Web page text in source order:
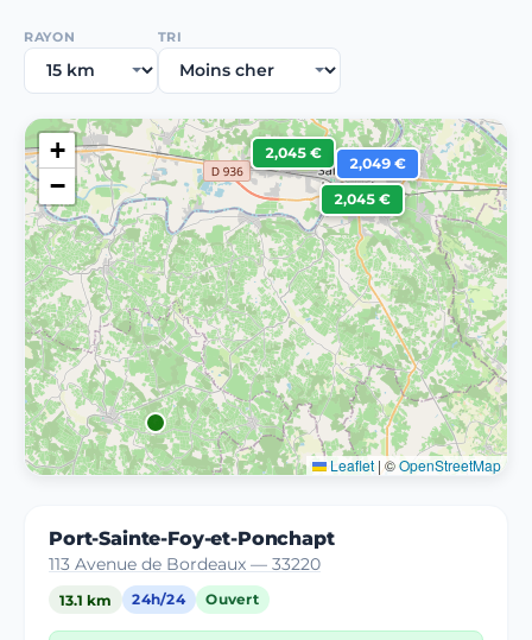
RAYON TRI
2,045 €
2,045 €
2,049 €
+
−
Leaflet |©OpenStreetMap
Port-Sainte-Foy-et-Ponchapt
113 Avenue de Bordeaux — 33220
13.1 km 24h/24 Ouvert